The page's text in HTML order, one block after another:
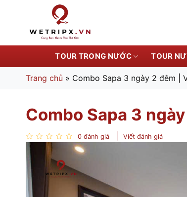
TOUR TRONG NƯỚC TOUR
Trang chủ » Combo Sapa 3 ngày 2 đêm |
Combo Sapa 3
0 đánh giá Viết đánh giá